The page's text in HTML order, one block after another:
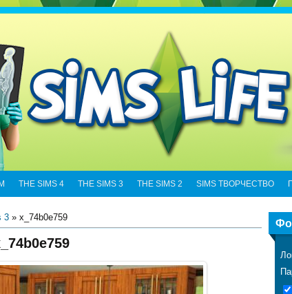
THE SIMS 4 THE SIMS 3 THE SIMS 2 SIMS ТВОРЧЕСТВО
3 » x_74b0e759